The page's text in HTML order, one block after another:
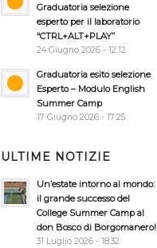
Graduatoria selezione
esperto per il laboratorio
“CTRL+ALT+PLAY”
24 Giugno 2026 - 12:12
Graduatoria esito selezione
Esperto – Modulo English
Summer Camp
17 Giugno 2026 - 17:25
ULTIME NOTIZIE
Un’estate intorno al mondo:
il grande successo del
College Summer Camp al
don Bosco di Borgomanero!
31 Luglio 2026 - 18:32